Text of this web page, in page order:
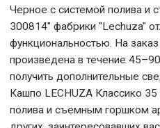
Черное с системой полива и
300814" фабрики "Lechuza"
функциональностью. На
произведена в течение
получить дополнительные
Кашпо LECHUZA Классико
полива и съемным горшком